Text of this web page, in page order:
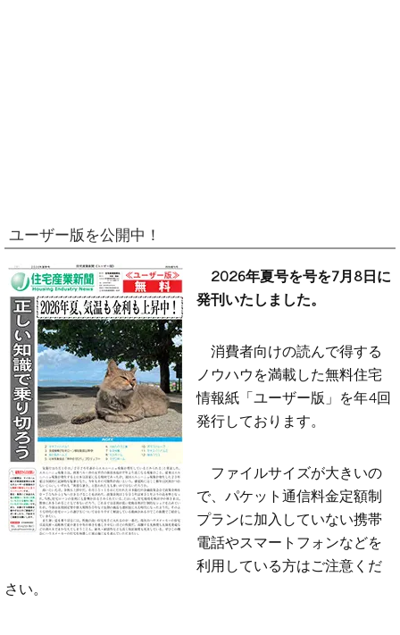
ユーザー版を公開中！
2026年夏号を号を7月8日に
発刊いたしました。
消費者向けの読んで得する
ノウハウを満載した無料住宅
情報紙「ユーザー版」を年4回
発行しております。
ファイルサイズが大きいの
で、パケット通信料金定額制
プランに加入していない携帯
電話やスマートフォンなどを
利用している方はご注意くだ
さい。